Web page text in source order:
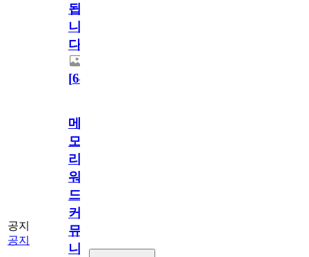
됩
니
다.
[64
공지
공지
메
모
리
워
드
커
뮤
니